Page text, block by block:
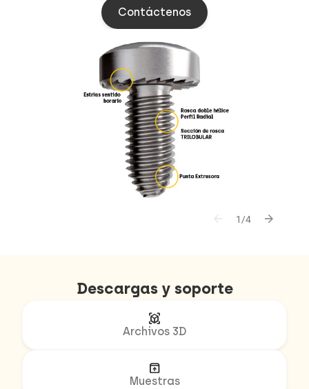
Contáctenos
arrow_back 1/4 arrow_forward
Descargas y soporte
view_in_ar
Archivos 3D
unarchive
Muestras